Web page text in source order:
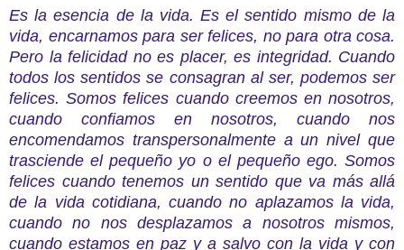
Es la esencia de la vida. Es el sentido mismo de la
vida, encarnamos para ser felices, no para otra cosa.
Pero la felicidad no es placer, es integridad. Cuando
todos los sentidos se consagran al ser, podemos ser
felices. Somos felices cuando creemos en nosotros,
cuando confiamos en nosotros, cuando nos
encomendamos transpersonalmente a un nivel que
trasciende el pequeño yo o el pequeño ego. Somos
felices cuando tenemos un sentido que va más allá
de la vida cotidiana, cuando no aplazamos la vida,
cuando no nos desplazamos a nosotros mismos,
cuando estamos en paz y a salvo con la vida y con